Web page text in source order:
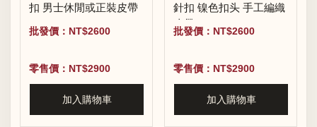
扣 男士休閒或正裝皮帶
批發價：NT$2600
零售價：NT$2900
加入購物車
針扣 镍色扣头 手工編織
皮帶
批發價：NT$2600
零售價：NT$2900
加入購物車